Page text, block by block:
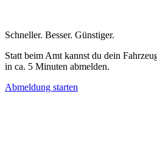
Schneller. Besser. Günstiger.
Statt beim Amt kannst du dein
in ca. 5 Minuten abmelden.
Abmeldung starten